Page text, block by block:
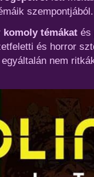
szempontjából.
komoly témákat és
és horror
nem